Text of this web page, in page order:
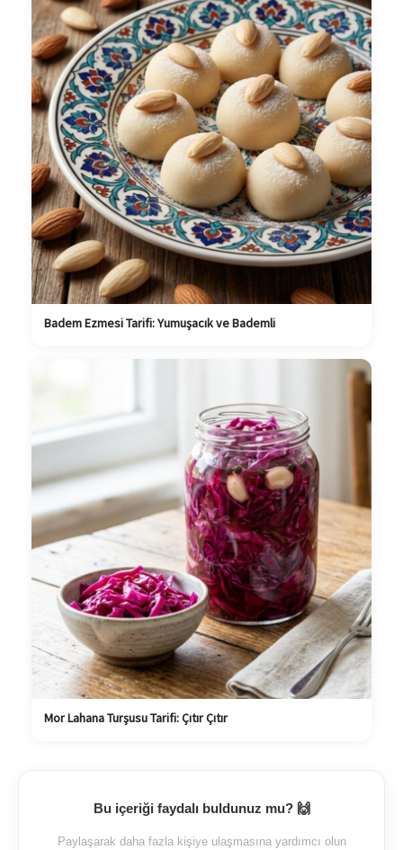
Badem Ezmesi Tarifi: Yumuşacık ve Bademli
Mor Lahana Turşusu Tarifi: Çıtır Çıtır
Bu içeriği faydalı buldunuz mu? 🙌
Paylaşarak daha fazla kişiye ulaşmasına yardımcı olun